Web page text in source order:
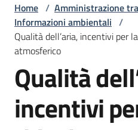
D'ARGENTO
AL MERITO
CIVILE
Amministrazione
Menu selezionato
Home / Amministrazione
Informazioni ambientali /
Qualità dell’aria, incentivi per
atmosferico
Qualità
incentivi